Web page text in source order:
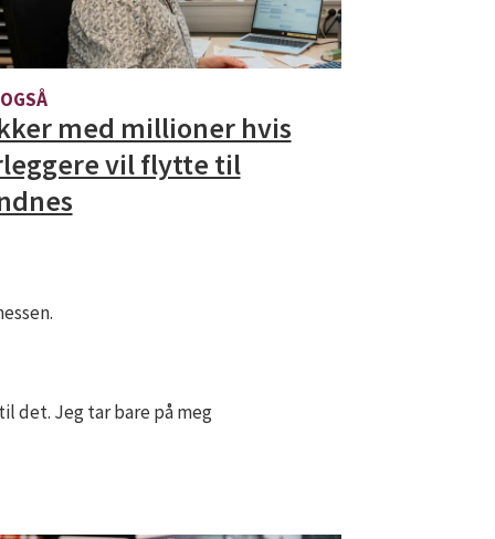
med millioner hvis
vil flytte til
det. Jeg tar bare på meg